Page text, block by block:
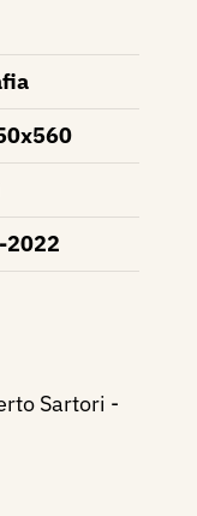
2022
Sartori -